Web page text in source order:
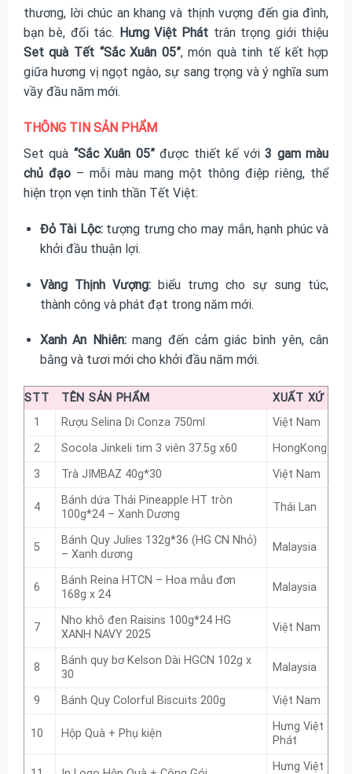
thương, lời chúc an khang và thịnh vượng đến gia đình,
bạn bè, đối tác. Hưng Việt Phát trân trọng giới thiệu
Set quà Tết “Sắc Xuân 05”, món quà tinh tế kết hợp
giữa hương vị ngọt ngào, sự sang trọng và ý nghĩa sum
vầy đầu năm mới.
THÔNG TIN SẢN PHẨM
Set quà “Sắc Xuân 05”được thiết kế với3 gam màu
chủ đạo– mỗi màu mang một thông điệp riêng, thể
hiện trọn vẹn tinh thần Tết Việt:
Đỏ Tài Lộc:tượng trưng cho may mắn, hạnh phúc và
khởi đầu thuận lợi.
Vàng Thịnh Vượng:biểu trưng cho sự sung túc,
thành công và phát đạt trong năm mới.
Xanh An Nhiên:mang đến cảm giác bình yên, cân
bằng và tươi mới cho khởi đầu năm mới.
STT TÊN SẢN PHẨM
XUẤT XỨ
1
Rượu Selina Di Conza 750ml
Việt Nam
2
Socola Jinkeli tim 3 viên 37.5g x60
HongKong
3
Trà JIMBAZ 40g*30 Việt Nam
4
Bánh dứa Thái Pineapple HT tròn
100g*24 – Xanh Dương
Thái Lan
5
Bánh Quy Julies 132g*36 (HG CN Nhỏ)
– Xanh dương
Malaysia
6
Bánh Reina HTCN – Hoa mẫu đơn
168g x 24
Malaysia
7
Nho khô đen Raisins 100g*24 HG
XANH NAVY 2025
Việt Nam
8
Bánh quy bơ Kelson Dài HGCN 102g x
30
Malaysia
9 Bánh Quy Colorful Biscuits 200g Việt Nam
10 Hộp Quà + Phụ kiện
Hưng Việt
Phát
Hưng Việt